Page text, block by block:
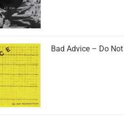
Bad Advice ‎– Do